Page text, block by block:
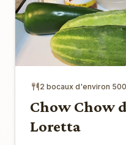
2 bocaux d'environ
Chow Chow
Loretta